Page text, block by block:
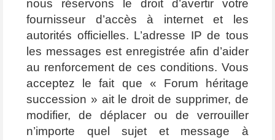
nous réservons le droit d’avertir votre
fournisseur d’accès à internet et les
autorités officielles. L’adresse IP de tous
les messages est enregistrée afin d’aider
au renforcement de ces conditions. Vous
acceptez le fait que « Forum héritage
succession » ait le droit de supprimer, de
modifier, de déplacer ou de verrouiller
n’importe quel sujet et message à